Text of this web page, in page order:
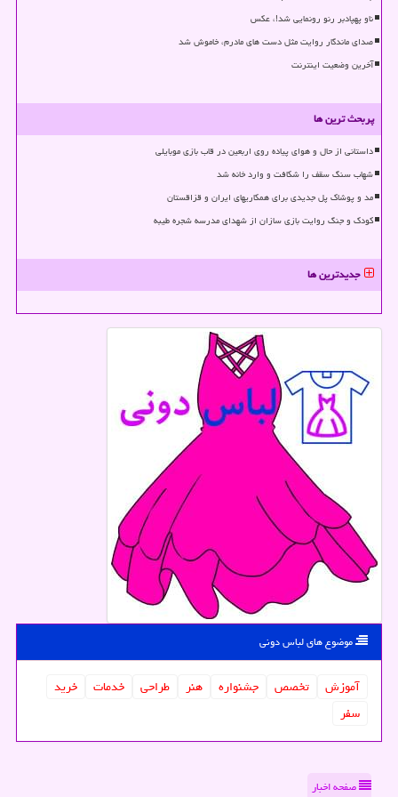
ناو پهپادبر رنو رونمایی شد!، عکس
صدای ماندگار روایت مثل دست های مادرم، خاموش شد
آخرین وضعیت اینترنت
پربحث ترین ها
داستانی از حال و هوای پیاده روی اربعین در قاب بازی موبایلی
شهاب سنگ سقف را شکافت و وارد خانه شد
مد و پوشاک پل جدیدی برای همکاریهای ایران و قزاقستان
کودک و جنگ روایت بازی سازان از شهدای مدرسه شجره طیبه
جدیدترین ها
موضوع های لباس دونی
آموزش تخصص جشنواره هنر طراحی خدمات
خرید
سفر
صفحه اخبار